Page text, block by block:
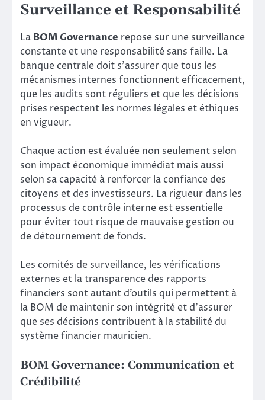
Surveillance et Responsabilité
La BOM Governance repose sur une surveillance
constante et une responsabilité sans faille. La
banque centrale doit s’assurer que tous les
mécanismes internes fonctionnent efficacement,
que les audits sont réguliers et que les décisions
prises respectent les normes légales et éthiques
en vigueur.
Chaque action est évaluée non seulement selon
son impact économique immédiat mais aussi
selon sa capacité à renforcer la confiance des
citoyens et des investisseurs. La rigueur dans les
processus de contrôle interne est essentielle
pour éviter tout risque de mauvaise gestion ou
de détournement de fonds.
Les comités de surveillance, les vérifications
externes et la transparence des rapports
financiers sont autant d’outils qui permettent à
la BOM de maintenir son intégrité et d’assurer
que ses décisions contribuent à la stabilité du
système financier mauricien.
BOM Governance: Communication et
Crédibilité